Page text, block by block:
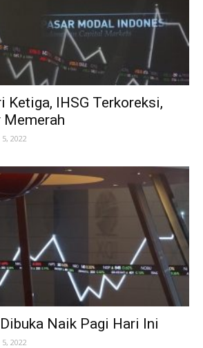
Ketiga, IHSG Terkoreksi,
Memerah
5, 2022
Naik Pagi Hari Ini
5, 2022